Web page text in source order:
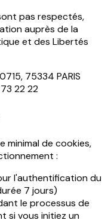
pas respectés,
auprès de la
et des Libertés
75334 PARIS
22 22
minimal de cookies,
:
l'authentification du
7 jours)
le processus de
si vous initiez un